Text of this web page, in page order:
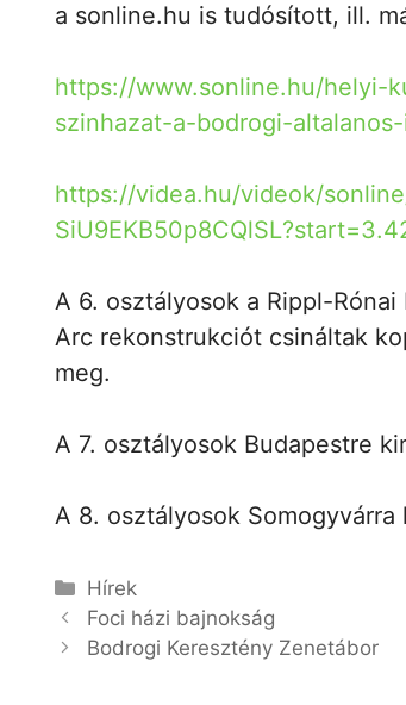
a sonline.hu is tudósított, ill.
https://www.sonline.hu/helyi-
szinhazat-a-bodrogi-
https://videa.hu/videok/
A 6. osztályosok a Rippl-
Arc rekonstrukciót csináltak
meg.
A 7. osztályosok Budapestre
A 8. osztályosok
Kategória
Hírek
Foci házi bajnokság
Bodrogi Keresztény Zenetábor